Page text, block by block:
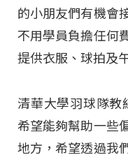
的小朋友們有機會
不用學員負擔任何
提供衣服、球拍及
清華大學羽球隊教
希望能夠幫助一些
地方，希望透過我